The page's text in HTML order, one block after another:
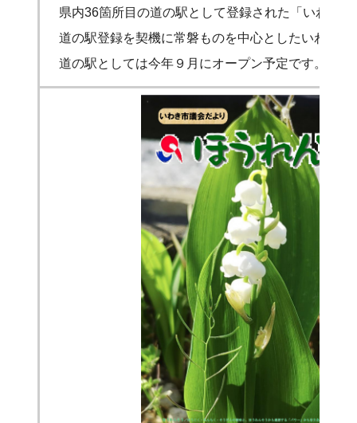
県内36箇所目の道の駅として登録された「いわき・
道の駅登録を契機に常磐ものを中心としたいわきの
道の駅としては今年９月にオープン予定です。